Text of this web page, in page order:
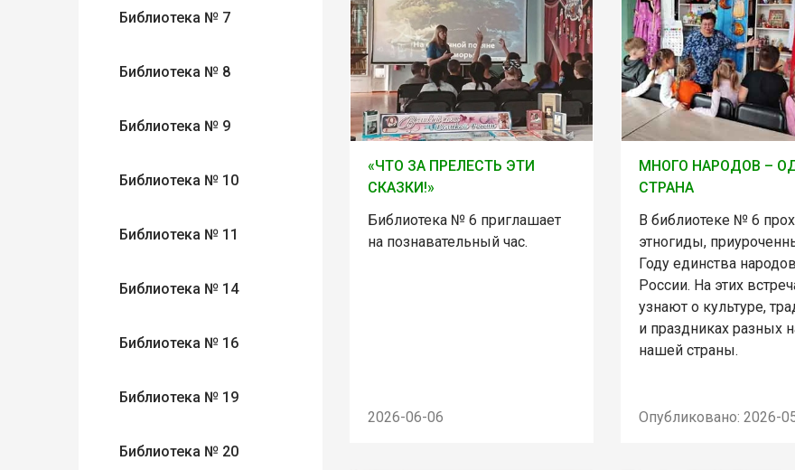
Библиотека № 7
Библиотека № 8
Библиотека № 9
Библиотека № 10
Библиотека № 11
Библиотека № 14
Библиотека № 16
Библиотека № 19
Библиотека № 20
«ЧТО ЗА ПРЕЛЕСТЬ ЭТИ
СКАЗКИ!»
Библиотека № 6 приглашает
на познавательный час.
2026-06-06
МНОГО НАРОДОВ –
СТРАНА
В библиотеке № 6
этногиды,
Году единства народов
России. На этих
узнают о культуре,
и праздниках разных
нашей страны.
Опубликовано: 2026-